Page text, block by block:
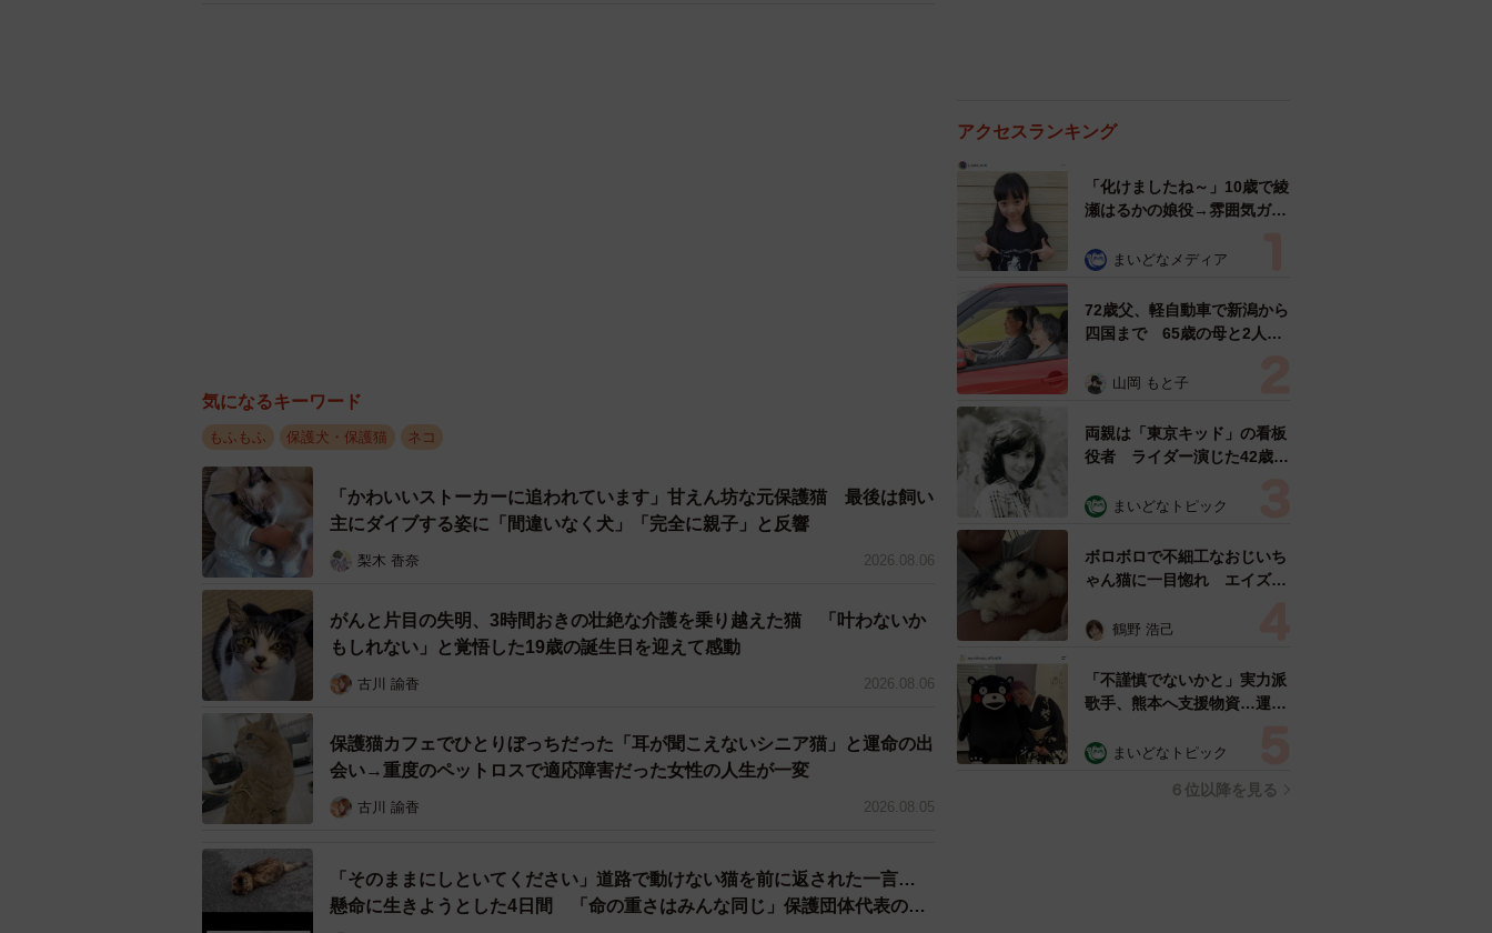
お迎えの翌日、病院で診察を受けると、生後3カ月の女の子であることがわかったよもぎち
ゃん。同時に、猫カビや猫風邪、お腹に虫がいることもわかったため、塗り薬と飲み薬を処
方されました。「猫カビは人間にもうつる」と言われましたが、飼い主さん家族のよもぎち
ゃんを思う気持ちに変わりはなかったといいます。
「よもぎがあまりにもかわいらしくて、夫、娘、息子、私、みんなで一緒に遊んだり過ごし
ました。顔や腕、太ももなどに猫カビがうつりましたが、よもぎの愛らしさに勝てず…構わ
ず抱っこしたり、一緒に遊んだりしていましたね。ただし、先住猫のこむぎとぽんずとは別
の部屋で過ごしてもらいました」
気になるキーワード
もふもふ 保護犬・保護猫 ネコ
「かわいいストーカーに追われています」甘えん坊な元保護猫 最後は飼い
主にダイブする姿に「間違いなく犬」「完全に親子」と反響
梨木 香奈 2026.08.06
がんと片目の失明、3時間おきの壮絶な介護を乗り越えた猫 「叶わないか
もしれない」と覚悟した19歳の誕生日を迎えて感動
古川 諭香 2026.08.06
保護猫カフェでひとりぼっちだった「耳が聞こえないシニア猫」と運命の出
会い→重度のペットロスで適応障害だった女性の人生が一変
古川 諭香 2026.08.05
「そのままにしといてください」道路で動けない猫を前に返された一言…
懸命に生きようとした4日間 「命の重さはみんな同じ」保護団体代表の訴
アクセスランキング
「化けましたね～」10歳で綾
瀬はるかの娘役→雰囲気ガラ
雰囲気が」「宝塚に入れそ
まいどなメディア
72歳父、軽自動車で新潟から
四国まで 65歳の母と2人で
憩まで分刻み… 「大学生で
山岡 もと子
両親は「東京キッド」の看板
役者 ライダー演じた42歳元
ングフォト」計画を明言
む」
まいどなトピック
ボロボロで不細工なおじいち
ゃん猫に一目惚れ エイズだ
暮らすと「おじ猫」だって可
鶴野 浩己
「不謹慎でないかと」実力派
歌手、熊本へ支援物資…運搬
めらい 「痛いほど伝わる」
まいどなトピック
６位以降を見る